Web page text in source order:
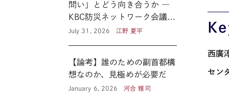
西廣
セン
問い」とどう向き合うか ―
KBC防災ネットワーク会議に
見る新たな公共性 ―
July 31, 2026 江野 夏平
【論考】誰のための副首都構
想なのか、見極めが必要だ
January 6, 2026 河合 雅司